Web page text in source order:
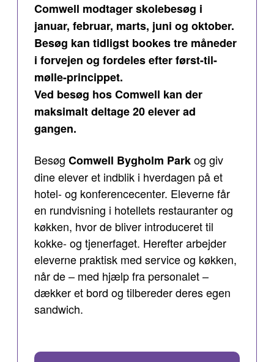
Comwell modtager skolebesøg i
januar, februar, marts, juni og oktober.
Besøg kan tidligst bookes tre måneder
i forvejen og fordeles efter først-til-
mølle-princippet.
Ved besøg hos Comwell kan der
maksimalt deltage 20 elever ad
gangen.
Besøg Comwell Bygholm Parkog giv
dine elever et indblik i hverdagen på et
hotel- og konferencecenter. Eleverne får
en rundvisning i hotellets restauranter og
køkken, hvor de bliver introduceret til
kokke- og tjenerfaget. Herefter arbejder
eleverne praktisk med service og køkken,
når de – med hjælp fra personalet –
dækker et bord og tilbereder deres egen
sandwich.